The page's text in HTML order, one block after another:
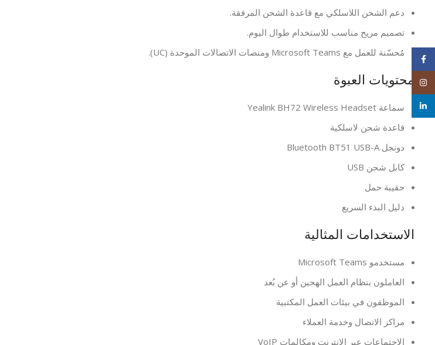
دعم الشحن اللاسلكي مع قاعدة الشحن المرفقة.
تصميم مريح مناسب للاستخدام طوال اليوم.
مُحسّنة للعمل مع Microsoft Teams ومنصات الاتصالات الموحدة (UC).
محتويات العبوة
سماعة Yealink BH72 Wireless Headset
قاعدة شحن لاسلكية
دونجل Bluetooth BT51 USB-A
كابل شحن USB
حقيبة حمل
دليل البدء السريع
الاستخدامات المثالية
مستخدمو Microsoft Teams
العاملون بنظام العمل الهجين أو عن بُعد
الموظفون في بيئات العمل المكتبية
مراكز الاتصال وخدمة العملاء
الاجتماعات عبر الإنترنت ومكالمات VoIP
Facebook
Instagram
linkedin